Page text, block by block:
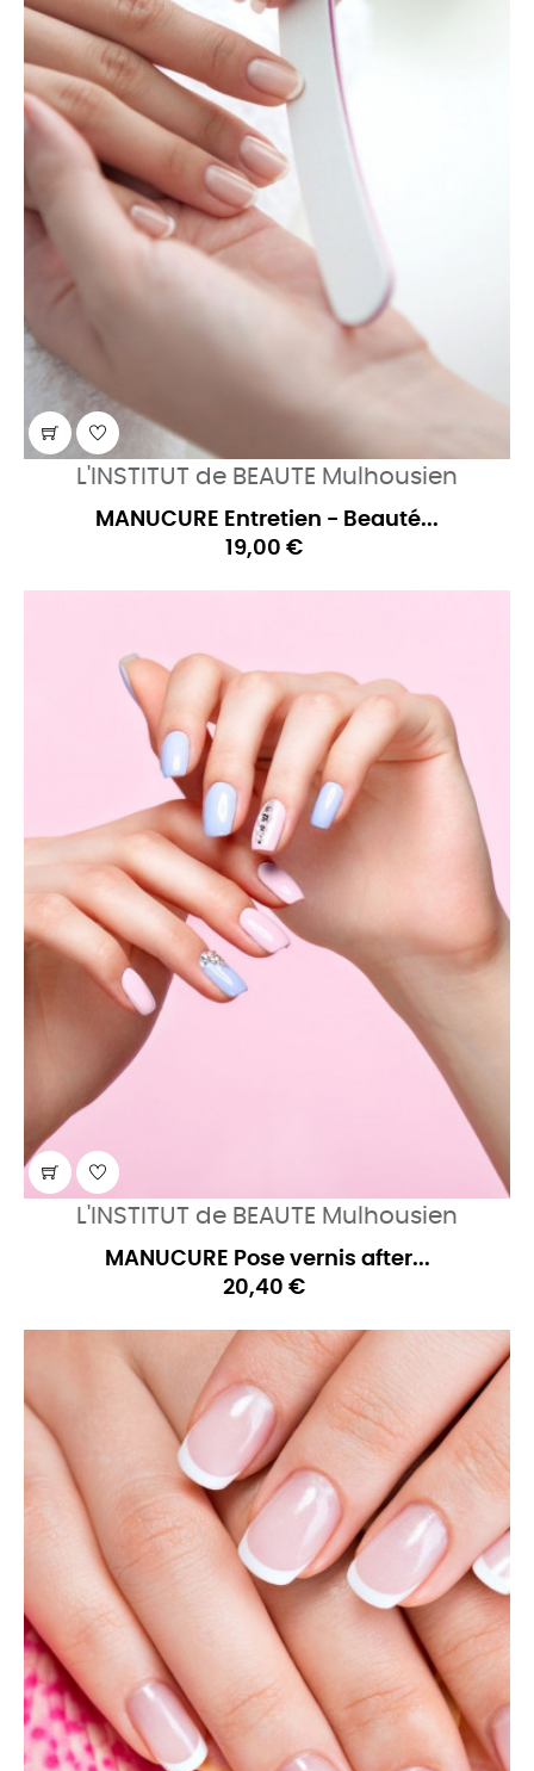
L'INSTITUT de BEAUTE Mulhousien
MANUCURE Entretien - Beauté...
19,00 €
L'INSTITUT de BEAUTE Mulhousien
MANUCURE Pose vernis after...
20,40 €